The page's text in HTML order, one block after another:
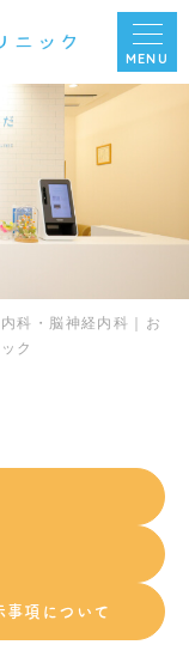
MENU
科・脳神経内科｜お
ク
事項について